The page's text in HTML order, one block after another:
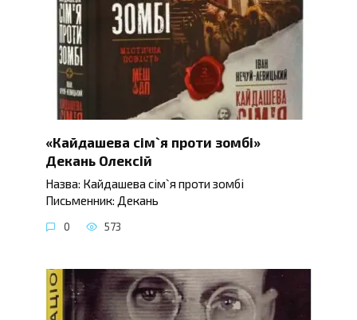
«Кайдашева сім`я проти зомбі»
Декань Олексій
Назва: Кайдашева сім`я проти зомбі
Письменник: Декань
0 573